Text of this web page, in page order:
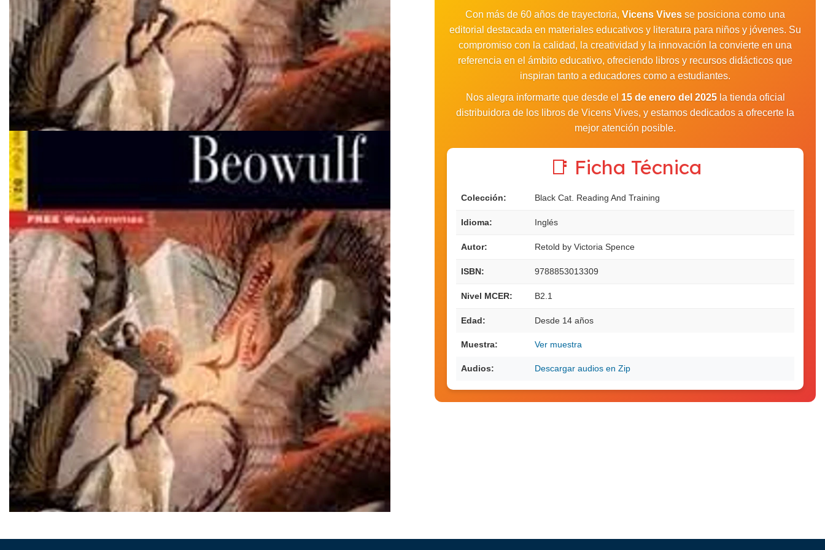
Con más de 60 años de trayectoria, Vicens Vives se posiciona como una
editorial destacada en materiales educativos y literatura para niños y jóvenes. Su
compromiso con la calidad, la creatividad y la innovación la convierte en una
referencia en el ámbito educativo, ofreciendo libros y recursos didácticos que
inspiran tanto a educadores como a estudiantes.
Nos alegra informarte que desde el 15 de enero del 2025la tienda oficial
distribuidora de los libros de Vicens Vives, y estamos dedicados a ofrecerte la
mejor atención posible.
📑 Ficha Técnica
Colección: Black Cat. Reading And Training
Idioma: Inglés
Autor: Retold by Victoria Spence
ISBN: 9788853013309
Nivel MCER: B2.1
Edad: Desde 14 años
Muestra: Ver muestra
Audios: Descargar audios en Zip